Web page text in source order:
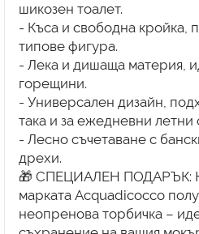
шикозен тоалет.
- Къса и свободна кройка,
типове фигура.
- Лека и дишаща материя,
горещини.
- Универсален дизайн,
така и за ежедневни летни
- Лесно съчетаване с
дрехи.
🎁 СПЕЦИАЛЕН ПОДАРЪК:
марката Acquadicocco
неопренова торбичка –